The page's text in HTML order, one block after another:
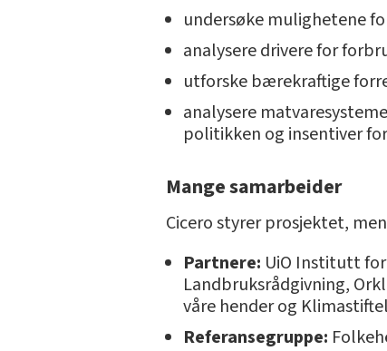
undersøke mulighetene
analysere drivere for
utforske bærekraftige
analysere
politikken og insentiver
Mange samarbeider
Cicero styrer prosjektet,
Partnere: UiO Institutt for
Landbruksrådgivning,
våre hender og
Referansegruppe: